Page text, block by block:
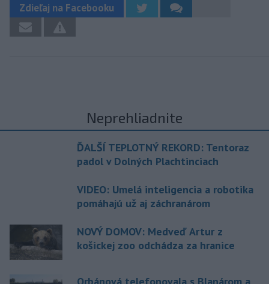
Zdieľaj na Facebooku
Neprehliadnite
ĎALŠÍ TEPLOTNÝ REKORD: Tentoraz
padol v Dolných Plachtinciach
VIDEO: Umelá inteligencia a robotika
pomáhajú už aj záchranárom
NOVÝ DOMOV: Medveď Artur z
košickej zoo odchádza za hranice
Orbánová telefonovala s Blanárom a